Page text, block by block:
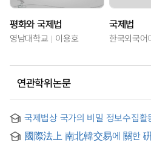
평화와 국제법
영남대학교 이용호
국제법
연관학위논문
국제법상 국가의 비밀 정보수집
Study on the normativity of
law
國際法上 南北韓交易에 關한